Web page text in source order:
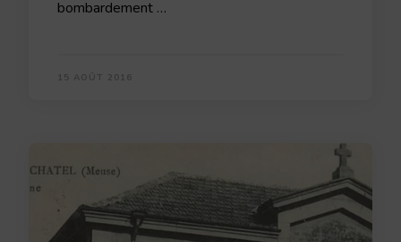
bombardement …